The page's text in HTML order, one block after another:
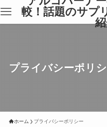
較！話題のサプ
プライバシーポリ
ホーム プライバシーポリシー